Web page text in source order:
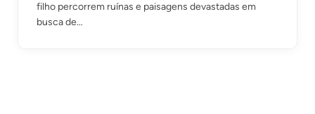
filho percorrem ruínas e paisagens devastadas em
busca de…